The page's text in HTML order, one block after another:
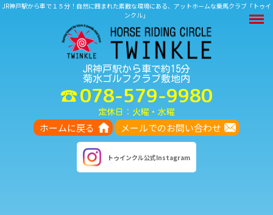
JR神戸駅から車で１５分！自然に囲まれた素敵な環境にある、アットホームな乗馬クラブ「トゥイ
ンクル」
JR神戸駅から車で約15分
菊水ゴルフクラブ敷地内
078-579-9980
定休日：火曜・水曜
ホームに戻る メールでのお問い合わせ
トゥインクル公式Instagram